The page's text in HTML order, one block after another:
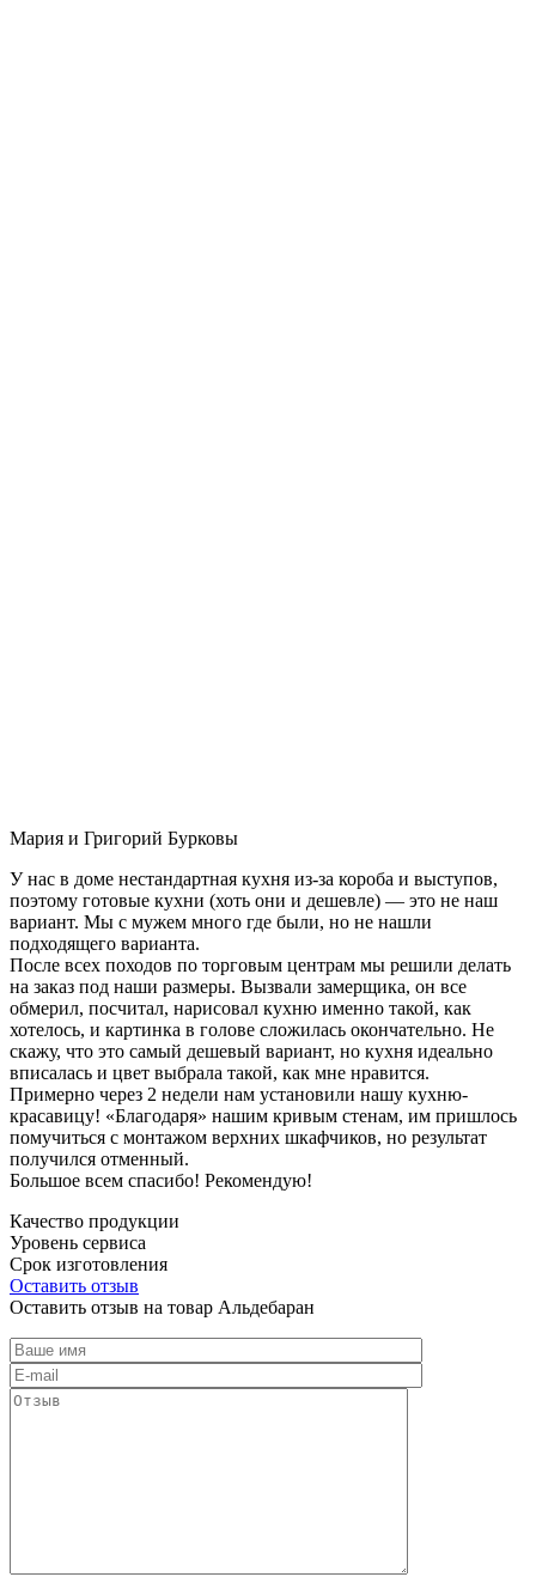
Мария и Григорий Бурковы
У нас в доме нестандартная кухня из-за короба и выступов,
поэтому готовые кухни (хоть они и дешевле) — это не наш
вариант. Мы с мужем много где были, но не нашли
подходящего варианта.
После всех походов по торговым центрам мы решили делать
на заказ под наши размеры. Вызвали замерщика, он все
обмерил, посчитал, нарисовал кухню именно такой, как
хотелось, и картинка в голове сложилась окончательно. Не
скажу, что это самый дешевый вариант, но кухня идеально
вписалась и цвет выбрала такой, как мне нравится.
Примерно через 2 недели нам установили нашу кухню-
красавицу! «Благодаря» нашим кривым стенам, им пришлось
помучиться с монтажом верхних шкафчиков, но результат
получился отменный.
Большое всем спасибо! Рекомендую!
Качество продукции
Уровень сервиса
Срок изготовления
Оставить отзыв
Оставить отзыв на товар Альдебаран